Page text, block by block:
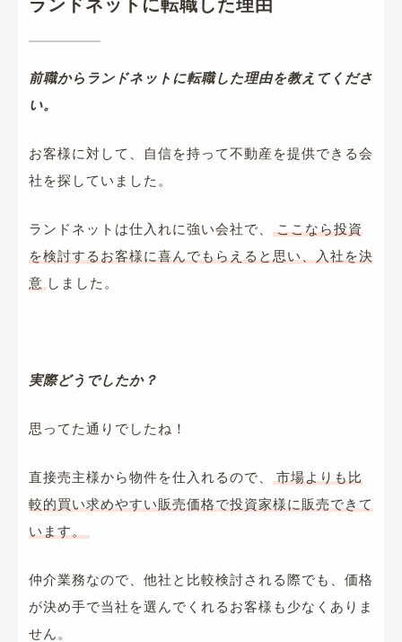
前職からランドネットに転職した理由を教えてくださ
い。
お客様に対して、自信を持って不動産を提供できる会
社を探していました。
ランドネットは仕入れに強い会社で、
ここなら投資
を検討するお客様に喜んでもらえると思い、入社を決
意 しました。
実際どうでしたか？
思ってた通りでしたね！
直接売主様から物件を仕入れるので、
市場よりも比
較的買い求めやすい販売価格で投資家様に販売できて
います。
仲介業務なので、他社と比較検討される際でも、価格
が決め手で当社を選んでくれるお客様も少なくありま
せん。